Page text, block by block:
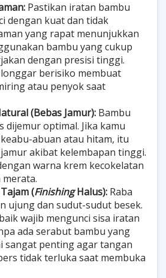
Pastikan iratan bambu
dengan kuat dan tidak
yang rapat menunjukkan
bambu yang cukup
dengan presisi tinggi.
berisiko membuat
atau penyok saat
(Bebas Jamur): Bambu
dijemur optimal. Jika kamu
abuan atau hitam, itu
akibat kelembapan tinggi.
warna krem kecokelatan
merata.
(FinishingHalus): Raba
ujung dan sudut-sudut besek.
wajib mengunci sisa iratan
ada serabut bambu yang
sangat penting agar tangan
tidak terluka saat membuka